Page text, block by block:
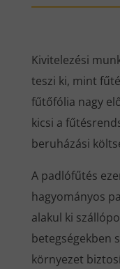
Kivitelezési
teszi ki, mint
fűtőfólia nagy
kicsi a
beruházási
A padlófűtés
hagyományos
alakul ki
betegségekben
környezet